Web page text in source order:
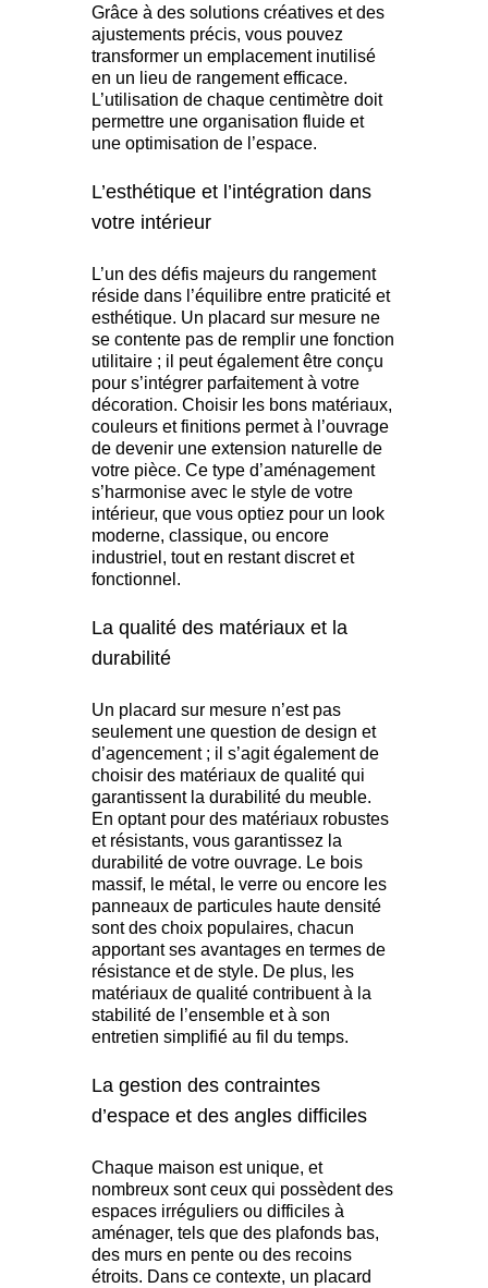
Grâce à des solutions créatives et des
ajustements précis, vous pouvez
transformer un emplacement inutilisé
en un lieu de rangement efficace.
L’utilisation de chaque centimètre doit
permettre une organisation fluide et
une optimisation de l’espace.
L’esthétique et l’intégration dans
votre intérieur
L’un des défis majeurs du rangement
réside dans l’équilibre entre praticité et
esthétique. Un placard sur mesure ne
se contente pas de remplir une fonction
utilitaire ; il peut également être conçu
pour s’intégrer parfaitement à votre
décoration. Choisir les bons matériaux,
couleurs et finitions permet à l’ouvrage
de devenir une extension naturelle de
votre pièce. Ce type d’aménagement
s’harmonise avec le style de votre
intérieur, que vous optiez pour un look
moderne, classique, ou encore
industriel, tout en restant discret et
fonctionnel.
La qualité des matériaux et la
durabilité
Un placard sur mesure n’est pas
seulement une question de design et
d’agencement ; il s’agit également de
choisir des matériaux de qualité qui
garantissent la durabilité du meuble.
En optant pour des matériaux robustes
et résistants, vous garantissez la
durabilité de votre ouvrage. Le bois
massif, le métal, le verre ou encore les
panneaux de particules haute densité
sont des choix populaires, chacun
apportant ses avantages en termes de
résistance et de style. De plus, les
matériaux de qualité contribuent à la
stabilité de l’ensemble et à son
entretien simplifié au fil du temps.
La gestion des contraintes
d’espace et des angles difficiles
Chaque maison est unique, et
nombreux sont ceux qui possèdent des
espaces irréguliers ou difficiles à
aménager, tels que des plafonds bas,
des murs en pente ou des recoins
étroits. Dans ce contexte, un placard